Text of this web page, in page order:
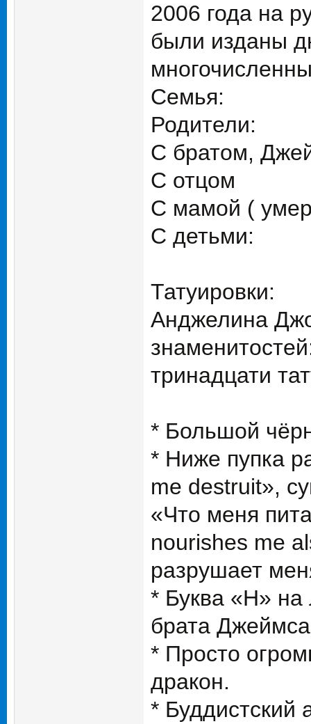
2006 года на
были изданы
Семья:
Родители:
С братом,
С отцом
С мамой (
С детьми:
Татуировки:
Анджелина
тринадцати
* Большой
* Ниже пупка
me destruit»,
«Что меня
nourishes me
разрушает
* Буква «Н» на
брата
* Просто
дракон.
* Буддистский